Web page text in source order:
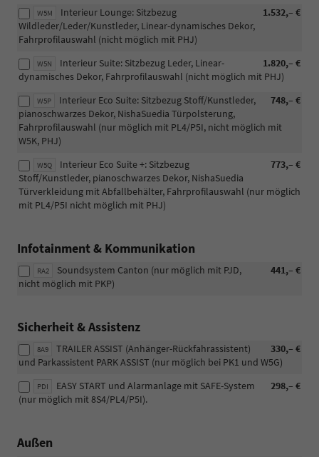
W5M 1.532,– €
Interieur Lounge: Sitzbezug
Wildleder/Leder/Kunstleder, Linear-dynamisches Dekor,
Fahrprofilauswahl (nicht möglich mit PHJ)
W5N 1.820,– €
Interieur Suite: Sitzbezug Leder, Linear-
dynamisches Dekor, Fahrprofilauswahl (nicht möglich mit PHJ)
W5P 748,– €
Interieur Eco Suite: Sitzbezug Stoff/Kunstleder,
pianoschwarzes Dekor, NishaSuedia Türpolsterung,
Fahrprofilauswahl (nur möglich mit PL4/P5I, nicht möglich mit
W5K, PHJ)
W5Q 773,– €
Interieur Eco Suite +: Sitzbezug
Stoff/Kunstleder, pianoschwarzes Dekor, NishaSuedia
Türverkleidung mit Abfallbehälter, Fahrprofilauswahl (nur möglich
mit PL4/P5I nicht möglich mit PHJ)
Infotainment & Kommunikation
RA2 441,– €
Soundsystem Canton (nur möglich mit PJD,
nicht möglich mit PKP)
Sicherheit & Assistenz
8A9 330,– €
TRAILER ASSIST (Anhänger-Rückfahrassistent)
und Parkassistent PARK ASSIST (nur möglich bei PK1 und W5G)
PDI 298,– €
EASY START und Alarmanlage mit SAFE-System
(nur möglich mit 8S4/PL4/P5I).
Außen